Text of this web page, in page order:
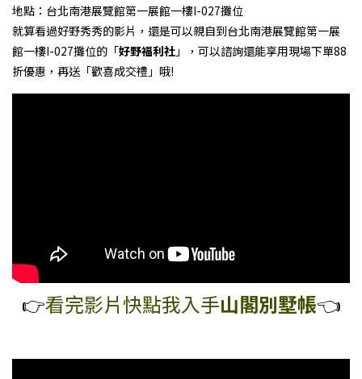
地點：台北南港展覽館第一展館一樓I-027攤位
就算看過好野秀秀的影片，還是可以親自到台北南港展覽館第一展
館一樓I-027攤位的「好野福利社 」，可以諮詢還能享用現場下單88
折優惠，再送「歡喜成交禮」哦!
👉️看完影片快點我入手山閣別墅帳👈️